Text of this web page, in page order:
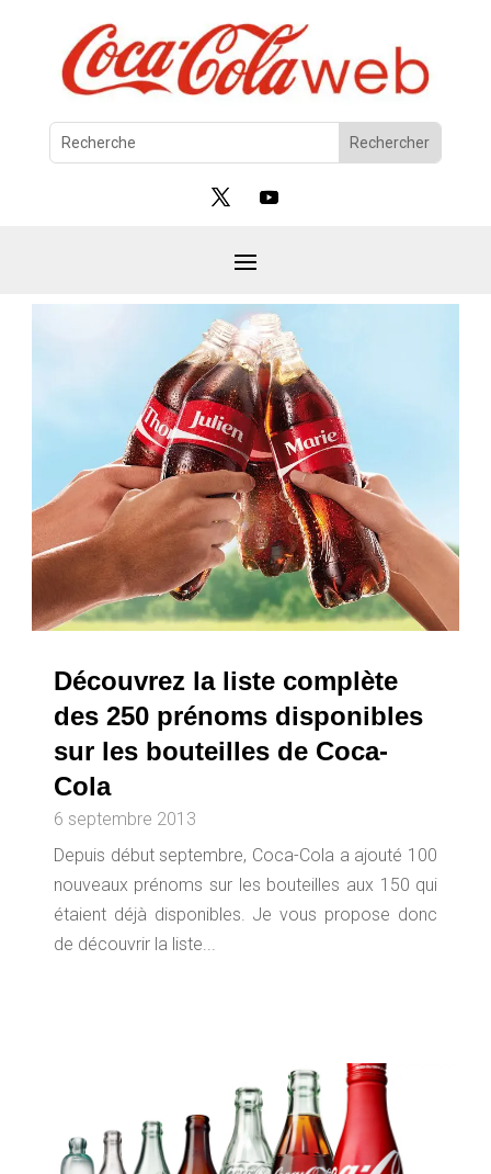
Découvrez la liste complète
des 250 prénoms disponibles
sur les bouteilles de Coca-
Cola
6 septembre 2013
Depuis début septembre, Coca-Cola a ajouté 100
nouveaux prénoms sur les bouteilles aux 150 qui
étaient déjà disponibles. Je vous propose donc
de découvrir la liste...